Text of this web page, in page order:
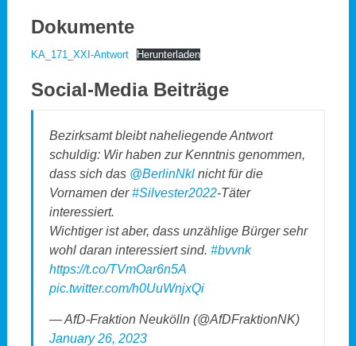
Dokumente
KA_171_XXI-Antwort Herunterladen
Social-Media Beiträge
Bezirksamt bleibt naheliegende Antwort
schuldig: Wir haben zur Kenntnis genommen,
dass sich das @BerlinNklnicht für die
Vornamen der#Silvester2022-Täter
interessiert.
Wichtiger ist aber, dass unzählige Bürger sehr
wohl daran interessiert sind. #bvvnk
https://t.co/TVmOar6n5A
pic.twitter.com/h0UuWnjxQi
— AfD-Fraktion Neukölln (@AfDFraktionNK)
January 26, 2023